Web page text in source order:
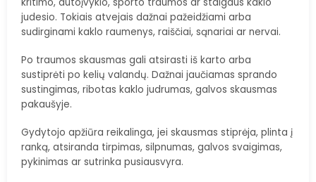
judesio. Tokiais atvejais dažnai pažeidžiami arba
sudirginami kaklo raumenys, raiščiai, sąnariai ar nervai.
Po traumos skausmas gali atsirasti iš karto arba
sustiprėti po kelių valandų. Dažnai jaučiamas sprando
sustingimas, ribotas kaklo judrumas, galvos skausmas
pakaušyje.
Gydytojo apžiūra reikalinga, jei skausmas stiprėja, plinta į
ranką, atsiranda tirpimas, silpnumas, galvos svaigimas,
pykinimas ar sutrinka pusiausvyra.